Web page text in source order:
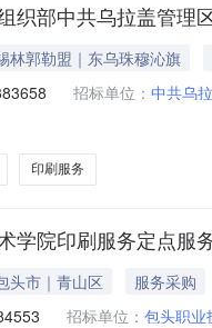
织部中共乌拉盖管
林郭勒盟｜东乌珠穆沁旗
招标单位： 中共乌
印刷服务
学院印刷服务定点服
头市｜青山区
服务采购
招标单位： 包头职业